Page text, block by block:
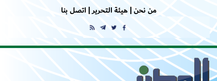
من نحن |هيئة التحرير | اتصل بنا